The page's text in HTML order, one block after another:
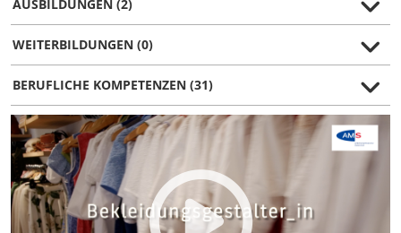
AUSBILDUNGEN (2)
WEITERBILDUNGEN (0)
BERUFLICHE KOMPETENZEN (31)